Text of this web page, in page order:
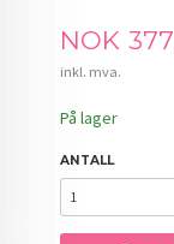
Pris
NOK
inkl. mva.
På lager
ANTALL